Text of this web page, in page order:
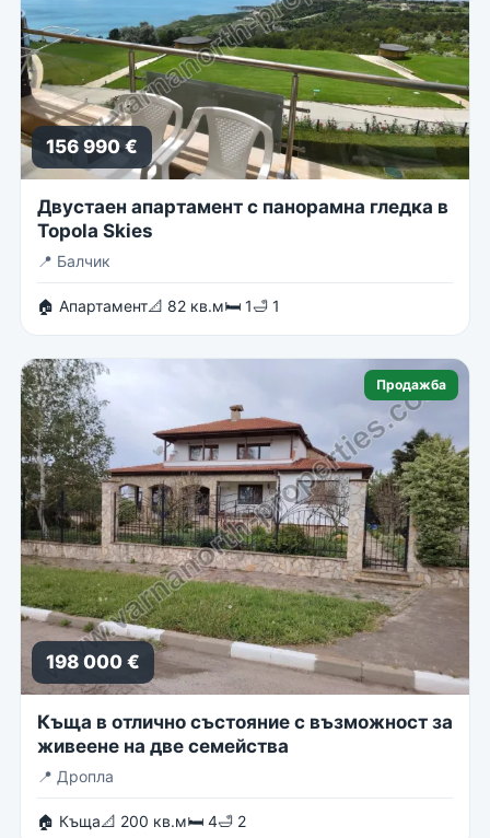
156 990 €
Двустаен апартамент с панорамна гледка в
Topola Skies
📍 Балчик
🏠 Апартамент📐 82 кв.м🛏 1🛁 1
Продажба
198 000 €
Къща в отлично състояние с възможност за
живеене на две семейства
📍 Дропла
🏠 Къща📐 200 кв.м🛏 4🛁 2